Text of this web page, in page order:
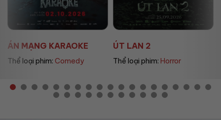
ÚT LAN 2
Thể loại phim:Horror
MẸ MÌN
Thể loại phim:Drama